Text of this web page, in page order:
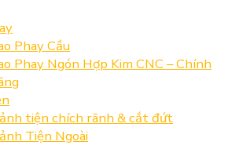
Phay Cầu
Phay Ngón Hợp Kim CNC – Chính
tiện chích rãnh & cắt đứt
Tiện Ngoài